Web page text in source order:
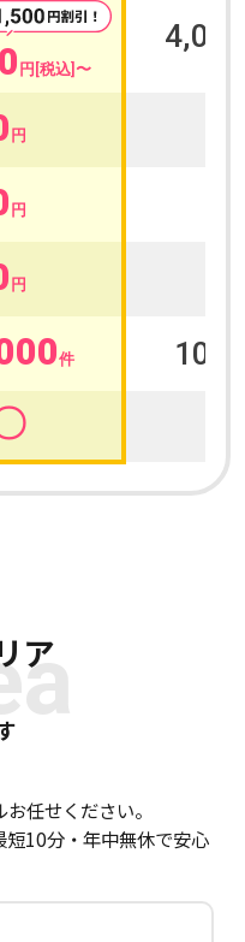
円[税込]〜
4,000
円
円
円
件
ア
任せください。
短10分・年中無休で安心